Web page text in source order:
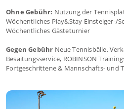
Ohne Gebühr: Nutzung der
Wöchentliches Play&Stay Einsteiger-/
Wöchentliches Gästeturnier
Gegen Gebühr Neue Tennisbälle,
Besaitungsservice, ROBINSON
Fortgeschrittene & Mannschafts- und